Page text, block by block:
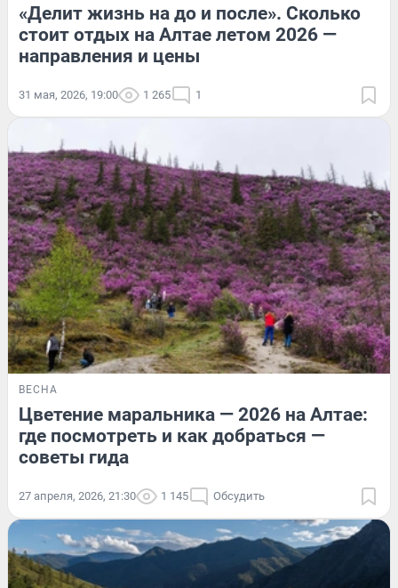
«Делит жизнь на до и после». Сколько
стоит отдых на Алтае летом 2026 —
направления и цены
31 мая, 2026, 19:00 1 265 1
ВЕСНА
Цветение маральника — 2026 на Алтае:
где посмотреть и как добраться —
советы гида
27 апреля, 2026, 21:30 1 145 Обсудить